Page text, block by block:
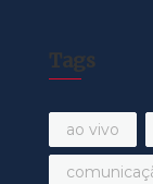
Tags
ao vivo